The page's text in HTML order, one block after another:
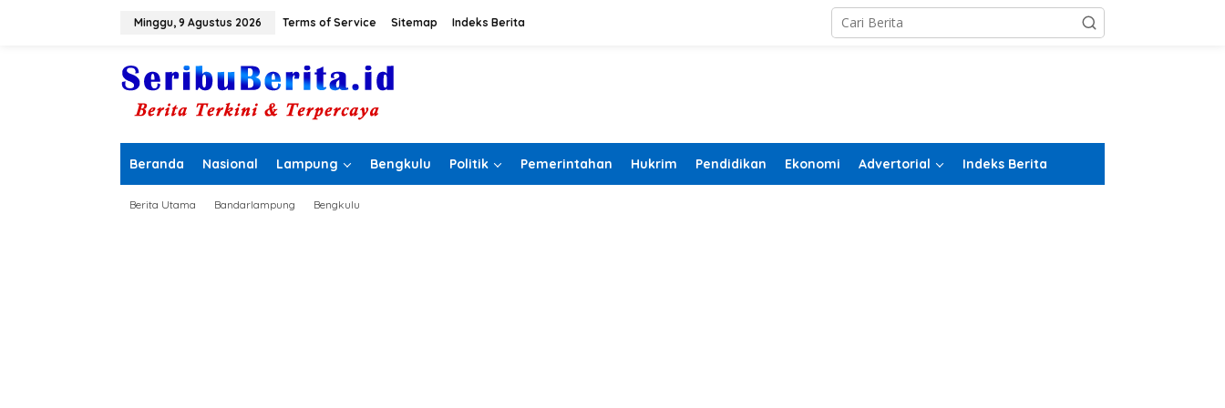
Minggu, 9 Agustus 2026 Terms of Service Sitemap Indeks Berita
Beranda Nasional Lampung Bengkulu Politik Pemerintahan Hukrim Pendidikan Ekonomi Advertorial Indeks Berita
Berita Utama Bandarlampung Bengkulu